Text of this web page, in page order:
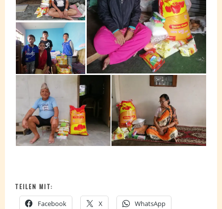
TEILEN MIT:
Facebook X WhatsApp